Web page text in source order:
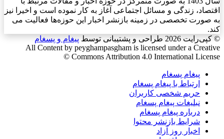
اقتصاد، زندگی و مسائل اجتماعی آغاز به کار نموده است و اخیرا نیز
به صورت تخصصی در زمینه بازنشر اخبار این حوزه‌ها فعالیت می
کند.
© کپی‌رایت 2026
طراحی و پشتیبانی توسط پیغام و پسغام
All Content by peyghampasgham is licensed under a Creative
Commons Attribution 4.0 International License ©️
پیغام پسغام
ارتباط با پیغام پسغام
حریم شخصی کاربران
نبلیغات پیغام پسغام
درباره پیغام پسغام
شرایط بازنشر محتوا
اخبار روز آزاد